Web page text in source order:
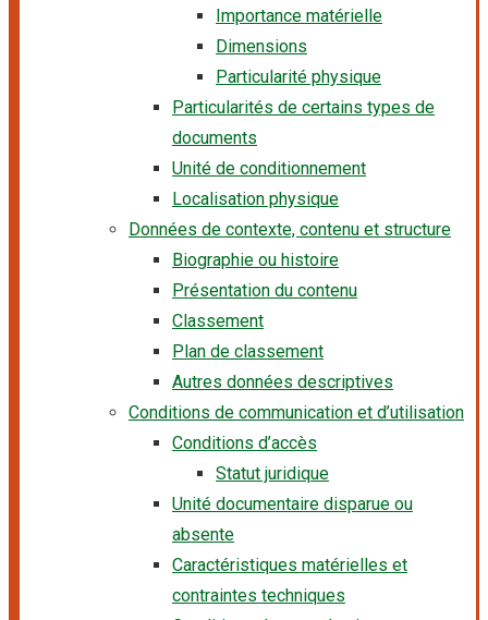
Importance matérielle
Dimensions
Particularité physique
Particularités de certains types de
documents
Unité de conditionnement
Localisation physique
Données de contexte, contenu et structure
Biographie ou histoire
Présentation du contenu
Classement
Plan de classement
Autres données descriptives
Conditions de communication et d’utilisation
Conditions d’accès
Statut juridique
Unité documentaire disparue ou
absente
Caractéristiques matérielles et
contraintes techniques